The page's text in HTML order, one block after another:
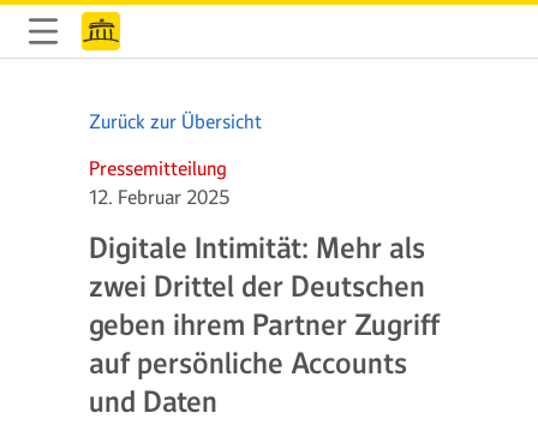
Zurück zur Übersicht
Pressemitteilung
12. Februar 2025
Digitale Intimität: Mehr als
zwei Drittel der Deutschen
geben ihrem Partner Zugriff
auf persönliche Accounts
und Daten